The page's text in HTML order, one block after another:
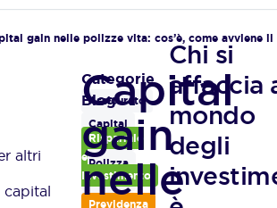
gain nelle polizze vita: cos’è, come avviene
altri
capital
Glossario
Assicurato
Capital
gain
Polizza
vita
Premio
Categorie
Blog
Risparmio
e
Investimento
Previdenza
Siamo
specialisti
in
assicurazioni
vita
e
Capital
gain
nelle
Chi si
affaccia
mondo
degli